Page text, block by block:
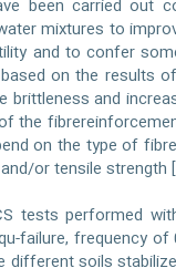
been carried out
mixtures to
and to confer
on the results
and
on the type of
or tensile strength
tests performed
failure, frequency
soils